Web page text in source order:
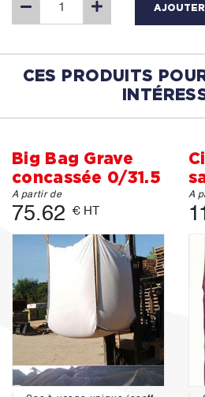
CES PRODUITS
Big Bag Grave
concassée 0/31.5
A partir de
75.62 € HT
A